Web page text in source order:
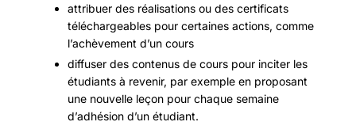
attribuer des réalisations ou des certificats
téléchargeables pour certaines actions, comme
l’achèvement d’un cours
diffuser des contenus de cours pour inciter les
étudiants à revenir, par exemple en proposant
une nouvelle leçon pour chaque semaine
d’adhésion d’un étudiant.